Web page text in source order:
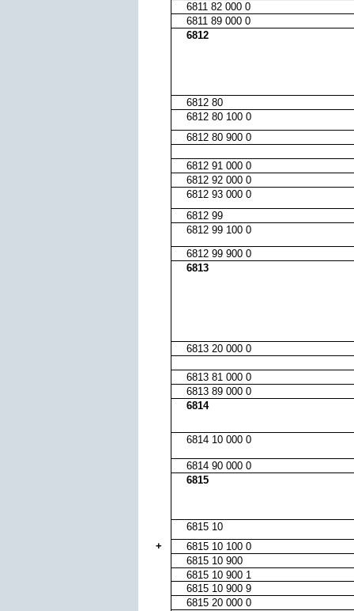
6811 82 000 0
6811 89 000 0
6812
6812 80
6812 80 100 0
6812 80 900 0
6812 91 000 0
6812 92 000 0
6812 93 000 0
6812 99
6812 99 100 0
6812 99 900 0
6813
6813 20 000 0
6813 81 000 0
6813 89 000 0
6814
6814 10 000 0
6814 90 000 0
6815
6815 10
+
6815 10 100 0
6815 10 900
6815 10 900 1
6815 10 900 9
6815 20 000 0